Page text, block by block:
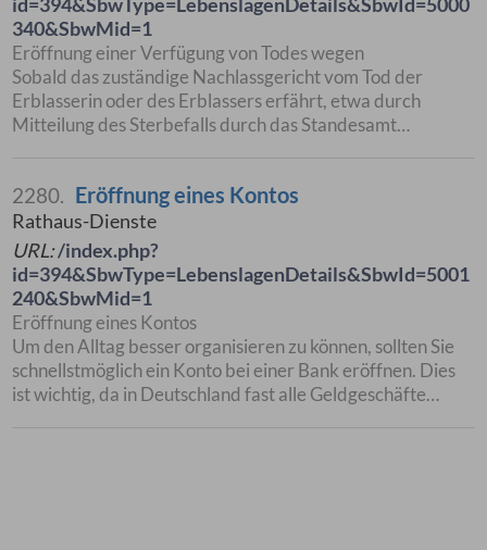
340&SbwMid=1
Eröffnung einer Verfügung von Todes wegen
Sobald das zuständige Nachlassgericht vom Tod der
Erblasserin oder des Erblassers erfährt, etwa durch
Mitteilung des Sterbefalls durch das Standesamt…
2280. Eröffnung eines Kontos
Rathaus-Dienste
URL:/index.php?
id=394&SbwType=LebenslagenDetails&SbwId=5001
240&SbwMid=1
Eröffnung eines Kontos
Um den Alltag besser organisieren zu können, sollten Sie
schnellstmöglich ein Konto bei einer Bank eröffnen. Dies
ist wichtig, da in Deutschland fast alle Geldgeschäfte…